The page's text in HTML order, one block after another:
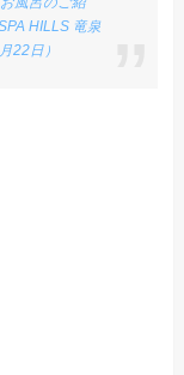
HILLS 竜泉
22日）